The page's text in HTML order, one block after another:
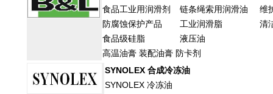
食品工业用润滑剂
链条绳索用润滑油
维
防腐蚀保护产品
工业润滑脂
清
食品级硅脂
液压油
高温油膏 装配油膏 防卡剂
SYNOLEX 合成冷冻油
SYNOLEX 冷冻油